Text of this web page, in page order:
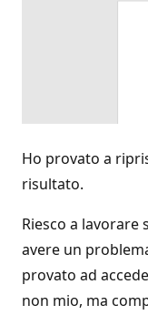
Ho provato a
risultato.
Riesco a
avere un
provato ad
non mio, ma